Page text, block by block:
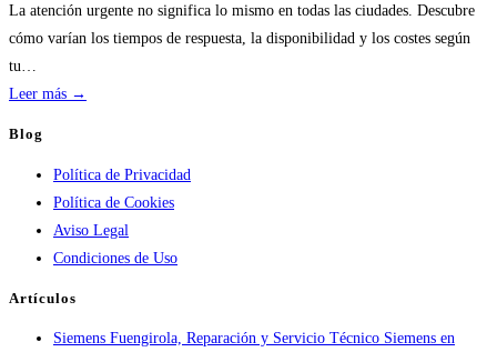
de
calderas:
La atención urgente no significa lo mismo en todas las ciudades. Descubre
cómo varían los tiempos de respuesta, la disponibilidad y los costes según
tu…
Leer más →
por
ciudad:
disponibilidad
real
en
Blog
Política de Privacidad
Política de Cookies
Aviso Legal
Condiciones de Uso
Artículos
Siemens Fuengirola, Reparación y Servicio Técnico Siemens en